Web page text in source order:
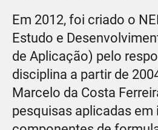
Em 2012, foi criado o
Estudo e
de Aplicação) pelo
disciplina a partir de
Marcelo da Costa
pesquisas aplicadas